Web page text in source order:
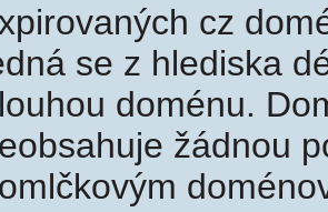
cz
se z hlediska
doménu.
žádnou